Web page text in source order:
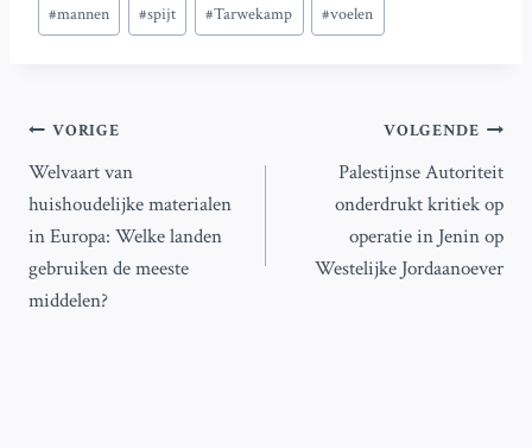
#mannen #spijt #Tarwekamp #voelen
Bericht
navigatie
VORIGE
Welvaart van
huishoudelijke materialen
in Europa: Welke landen
gebruiken de meeste
middelen?
VOLGENDE
Palestijnse Autoriteit
onderdrukt kritiek op
operatie in Jenin op
Westelijke Jordaanoever